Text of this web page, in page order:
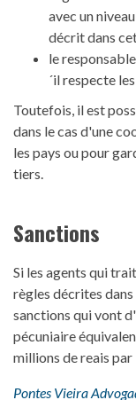
avec un
décrit dans
le
´il respecte
Toutefois, il est
dans le cas d'une
les pays ou pour
tiers.
Sanctions
Si les agents qui
règles décrites
sanctions qui vont
pécuniaire
millions de reais
Pontes Vieira